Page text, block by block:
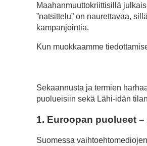
Maahanmuuttokriittisillä
”natsittelu” on naurettavaa,
kampanjointia.
Kun muokkaamme
Sekaannusta ja termien
puolueisiin sekä Lähi-idän
1. Euroopan puolueet
Suomessa